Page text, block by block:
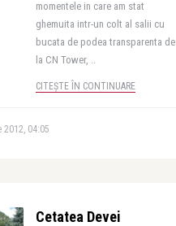
momentele in care am stat
ghemuita intr-un colt al salii cu
bucata de podea transparenta de
la CN Tower, ..
CITEȘTE ÎN CONTINUARE
04:05
Cetatea Devei